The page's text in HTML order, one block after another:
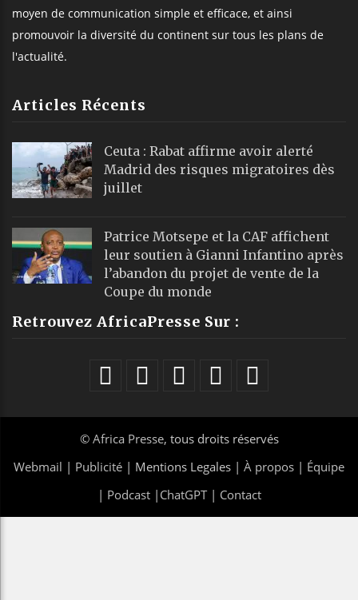
moyen de communication simple et efficace, et ainsi
promouvoir la diversité du continent sur tous les plans de
l'actualité.
Articles Récents
Ceuta : Rabat affirme avoir alerté
Madrid des risques migratoires dès
juillet
Patrice Motsepe et la CAF affichent
leur soutien à Gianni Infantino après
l’abandon du projet de vente de la
Coupe du monde
Retrouvez AfricaPresse Sur :
© Africa Presse, tous droits réservés
Webmail | Publicité | Mentions Legales | À propos | Équipe
| Podcast| ChatGPT| Contact